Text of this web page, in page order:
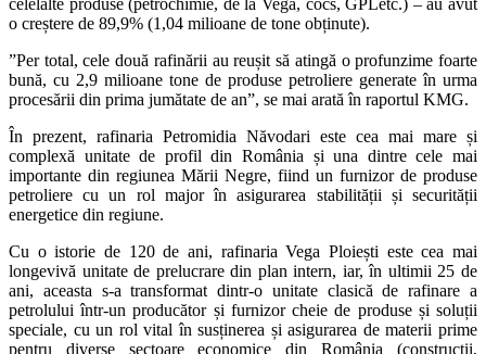
o creștere de 89,9% (1,04 milioane de tone obținute).
”Per total, cele două rafinării au reușit să atingă o profunzime foarte
bună, cu 2,9 milioane tone de produse petroliere generate în urma
procesării din prima jumătate de an”, se mai arată în raportul KMG.
În prezent, rafinaria Petromidia Năvodari este cea mai mare și
complexă unitate de profil din România și una dintre cele mai
importante din regiunea Mării Negre, fiind un furnizor de produse
petroliere cu un rol major în asigurarea stabilității și securității
energetice din regiune.
Cu o istorie de 120 de ani, rafinaria Vega Ploiești este cea mai
longevivă unitate de prelucrare din plan intern, iar, în ultimii 25 de
ani, aceasta s-a transformat dintr-o unitate clasică de rafinare a
petrolului într-un producător și furnizor cheie de produse și soluții
speciale, cu un rol vital în susținerea și asigurarea de materii prime
pentru diverse sectoare economice din România (construcții,